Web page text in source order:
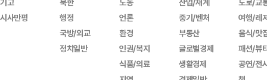
시사만평
행정
국방/외교
정치일반
언론
환경
인권/복지
식품/의료
중기/벤처
부동산
글로벌경제
생활경제
여행/레
음식/맛
패션/뷰
공연/전